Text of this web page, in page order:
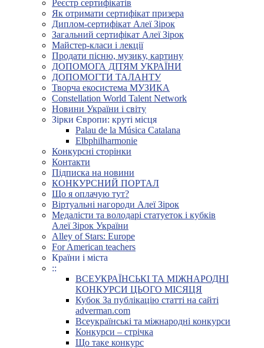
Реєстр сертифікатів
Як отримати сертифікат призера
Диплом-сертифікат Алеї Зірок
Загальний сертифікат Алеї Зірок
Майстер-класи і лекції
Продати пісню, музику, картину
ДОПОМОГА ДІТЯМ УКРАЇНИ
ДОПОМОГТИ ТАЛАНТУ
Творча екосистема МУЗИКА
Constellation World Talent Network
Новини України і світу
Зірки Європи: круті місця
Palau de la Música Catalana
Elbphilharmonie
Конкурсні сторінки
Контакти
Підписка на новини
КОНКУРСНИЙ ПОРТАЛ
Що я оплачую тут?
Віртуальні нагороди Алеї Зірок
Медалісти та володарі статуеток і кубків
Алеї Зірок України
Alley of Stars: Europe
For American teachers
Країни і міста
::
ВСЕУКРАЇНСЬКІ ТА МІЖНАРОДНІ
КОНКУРСИ ЦЬОГО МІСЯЦЯ
Кубок За публікацію статті на сайті
adverman.com
Всеукраїнські та міжнародні конкурси
Конкурси – стрічка
Що таке конкурс